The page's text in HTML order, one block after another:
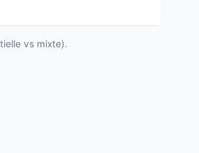
vs mixte).